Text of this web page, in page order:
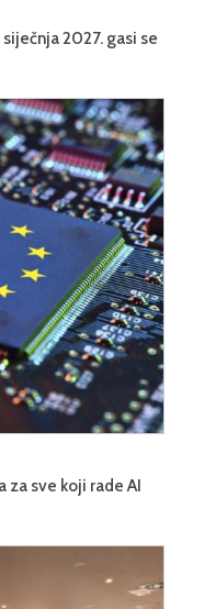
2027. gasi se
za sve koji rade AI